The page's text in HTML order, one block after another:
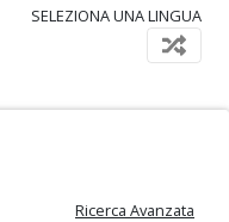
SELEZIONA UNA LINGUA
Ricerca Avanzata